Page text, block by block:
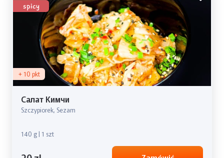
spicy
+ 10 pkt
Салат Кимчи
Szczypiorek, Sezam
140 g | 1 szt